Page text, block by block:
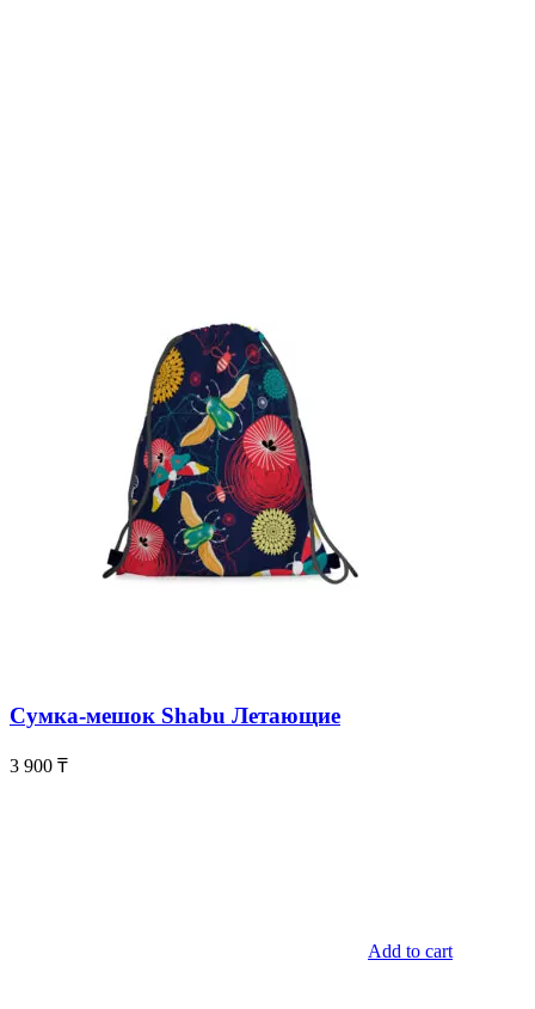
Сумка-мешок Shabu Летающие
3 900 ₸
Add to cart